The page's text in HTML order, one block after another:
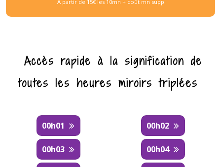
À partir de 15€ les 10mn + coût mn supp
Accès rapide à la signification de
toutes les heures miroirs triplées
00h01 00h02
00h03 00h04